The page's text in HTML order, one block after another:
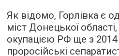
Як відомо, Горлівка є
міст Донецької
окупацією РФ ще з 2014
проросійські